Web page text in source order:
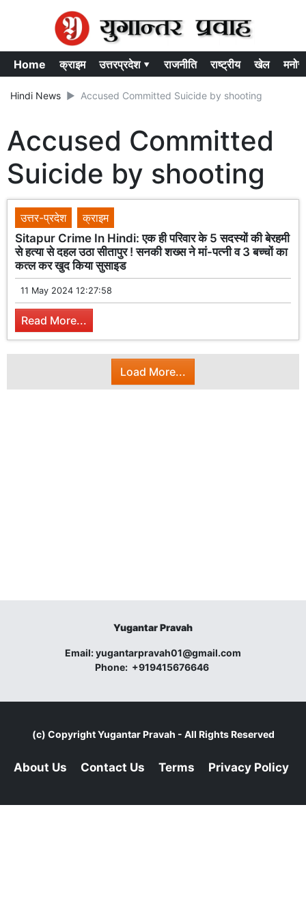
Home क्राइम उत्तरप्रदेश ▾ राजनीति राष्ट्रीय खेल
Hindi News Accused Committed Suicide by shooting
Accused Committed
Suicide by shooting
उत्तर-प्रदेश
क्राइम
Sitapur Crime In Hindi: एक ही परिवार के 5 सदस्यों की बेरहमी
से हत्या से दहल उठा सीतापुर ! सनकी शख्स ने मां-पत्नी व 3 बच्चों का
कत्ल कर खुद किया सुसाइड
11 May 2024 12:27:58
Read More...
Load More...
Yugantar Pravah
Email:yugantarpravah01@gmail.com
Phone: +919415676646
(c) CopyrightYugantar Pravah - All Rights Reserved
About Us Contact Us Terms Privacy Policy